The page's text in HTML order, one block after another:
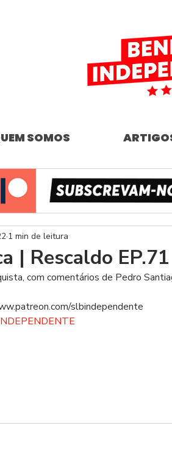
SOMOS
| Rescaldo EP.71
1 min de leitura
com comentários de Pedro
slbindependente